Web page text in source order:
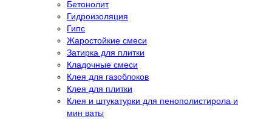
Бетонолит
Гидроизоляция
Гипс
Жаростойкие смеси
Затирка для плитки
Кладочные смеси
Клея для газоблоков
Клея для плитки
Клея и штукатурки для пенополистирола и
мин ваты